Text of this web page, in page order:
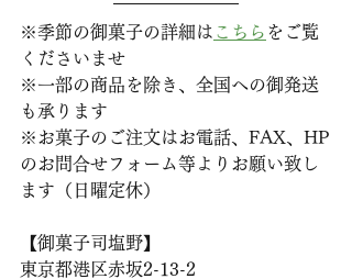
※季節の御菓子の詳細は こちら をご覧
くださいませ
※一部の商品を除き、全国への御発送
も承ります
※お菓子のご注文はお電話、FAX、HP
のお問合せフォーム等よりお願い致し
ます（日曜定休）
【御菓子司塩野】
東京都港区赤坂2-13-2